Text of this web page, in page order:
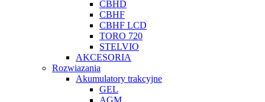
CBHD
CBHF
CBHF LCD
TORO 720
STELVIO
AKCESORIA
Rozwiazania
Akumulatory trakcyjne
GEL
AGM